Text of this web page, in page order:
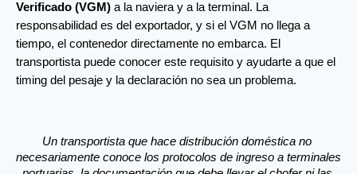
Verificado (VGM) a la naviera y a la terminal. La
responsabilidad es del exportador, y si el VGM no llega a
tiempo, el contenedor directamente no embarca. El
transportista puede conocer este requisito y ayudarte a que el
timing del pesaje y la declaración no sea un problema.
Un transportista que hace distribución doméstica no
necesariamente conoce los protocolos de ingreso a terminales